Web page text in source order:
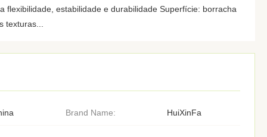
flexibilidade, estabilidade e durabilidade Superfície: borracha
texturas...
Brand Name: HuiXinFa